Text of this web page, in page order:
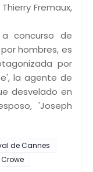
Fremaux,
concurso de
hombres, es
por
la agente de
desvelado en
'Joseph
de Cannes